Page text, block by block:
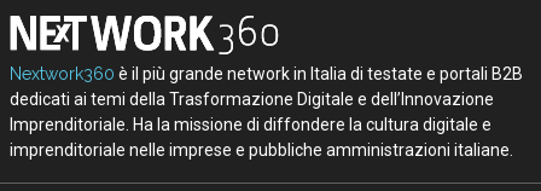
Nextwork360 è il più grande network in Italia di testate e portali B2B
dedicati ai temi della Trasformazione Digitale e dell’Innovazione
Imprenditoriale. Ha la missione di diffondere la cultura digitale e
imprenditoriale nelle imprese e pubbliche amministrazioni italiane.